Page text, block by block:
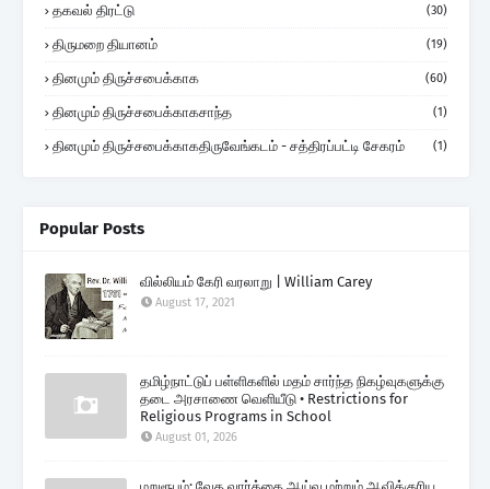
தகவல் திரட்டு (30)
திருமறை தியானம் (19)
தினமும் திருச்சபைக்காக (60)
தினமும் திருச்சபைக்காகசாந்த (1)
தினமும் திருச்சபைக்காகதிருவேங்கடம் - சத்திரப்பட்டி சேகரம் (1)
Popular Posts
வில்லியம் கேரி வரலாறு | William Carey
August 17, 2021
தமிழ்நாட்டுப் பள்ளிகளில் மதம் சார்ந்த நிகழ்வுகளுக்கு
தடை அரசாணை வெளியீடு • Restrictions for
Religious Programs in School
August 01, 2026